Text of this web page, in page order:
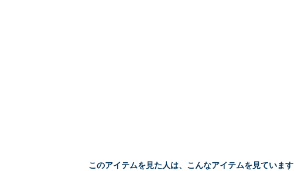
このアイテムを見た人は、こんなアイテムを見ています